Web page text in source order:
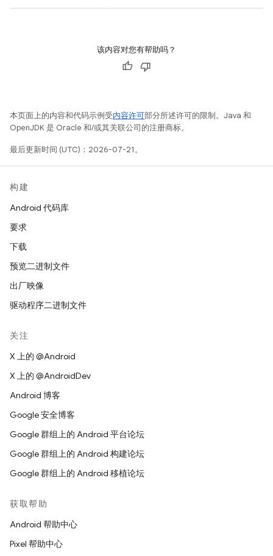
该内容对您有帮助吗？
本页面上的内容和代码示例受内容许可部分所述许可的限制。Java 和
OpenJDK 是 Oracle 和/或其关联公司的注册商标。
最后更新时间 (UTC)：2026-07-21。
构建
Android 代码库
要求
下载
预览二进制文件
出厂映像
驱动程序二进制文件
关注
X 上的 @Android
X 上的 @AndroidDev
Android 博客
Google 安全博客
Google 群组上的 Android 平台论坛
Google 群组上的 Android 构建论坛
Google 群组上的 Android 移植论坛
获取帮助
Android 帮助中心
Pixel 帮助中心